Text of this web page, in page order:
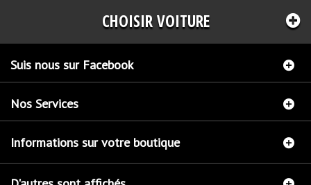
CHOISIR VOITURE
Suis nous sur Facebook
Nos Services
Informations sur votre boutique